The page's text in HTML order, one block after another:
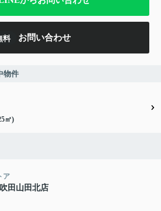
料 お問い合わせ
物件
㎡)
ア
田山田北店